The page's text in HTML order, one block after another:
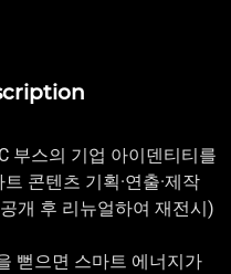
부스의 기업 아이덴티티를
콘텐츠 기획·연출·제작
개 후 리뉴얼하여 재전시)
뻗으면 스마트 에너지가